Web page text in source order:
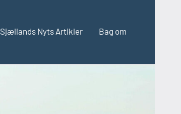
Sjællands Nyts Artikler Bag om